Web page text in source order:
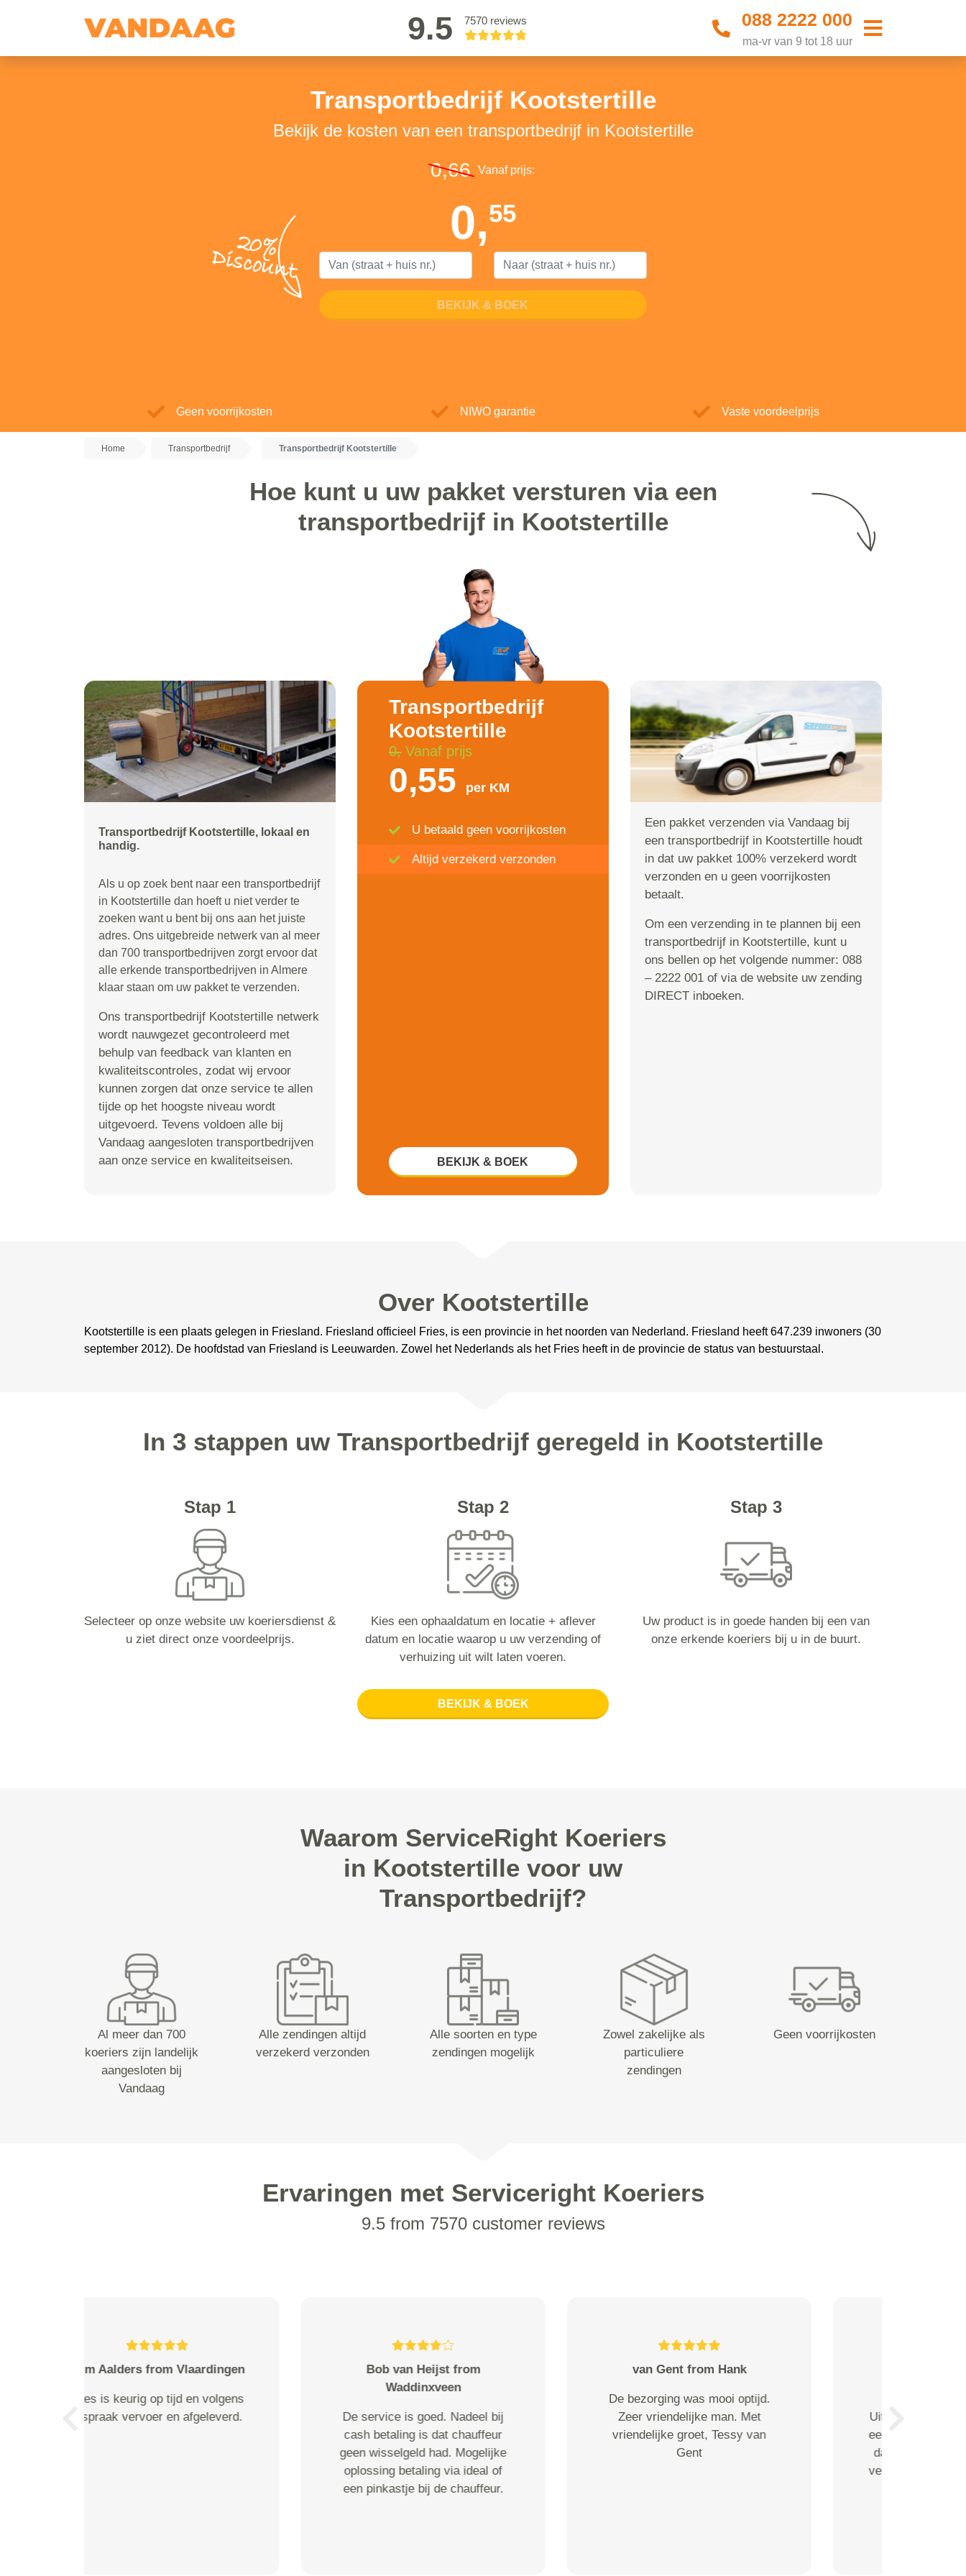
9.5 7570 reviews 088 2222 000
ma-vr van 9 tot 18 uur
Transportbedrijf Kootstertille
Bekijk de kosten van een transportbedrijf in Kootstertille
20%
Discount
0,66 Vanaf prijs:
0,55
BEKIJK & BOEK
Geen voorrijkosten NIWO garantie Vaste voordeelprijs
Home Transportbedrijf Transportbedrijf Kootstertille
Hoe kunt u uw pakket versturen via een
transportbedrijf in Kootstertille
Transportbedrijf Kootstertille, lokaal en
handig.
Als u op zoek bent naar een transportbedrijf
in Kootstertille dan hoeft u niet verder te
zoeken want u bent bij ons aan het juiste
adres. Ons uitgebreide netwerk van al meer
dan 700 transportbedrijven zorgt ervoor dat
alle erkende transportbedrijven in Almere
klaar staan om uw pakket te verzenden.
Ons transportbedrijf Kootstertille netwerk
wordt nauwgezet gecontroleerd met
behulp van feedback van klanten en
kwaliteitscontroles, zodat wij ervoor
kunnen zorgen dat onze service te allen
tijde op het hoogste niveau wordt
uitgevoerd. Tevens voldoen alle bij
Vandaag aangesloten transportbedrijven
aan onze service en kwaliteitseisen.
Transportbedrijf
Kootstertille
0, Vanaf prijs
0,55 per KM
U betaald geen voorrijkosten
Altijd verzekerd verzonden
BEKIJK & BOEK
Een pakket verzenden via Vandaag bij
een transportbedrijf in Kootstertille houdt
in dat uw pakket 100% verzekerd wordt
verzonden en u geen voorrijkosten
betaalt.
Om een verzending in te plannen bij een
transportbedrijf in Kootstertille, kunt u
ons bellen op het volgende nummer: 088
– 2222 001 of via de website uw zending
DIRECT inboeken.
Over Kootstertille
Kootstertille is een plaats gelegen in Friesland. Friesland officieel Fries, is een provincie in het noorden van Nederland. Friesland heeft 647.239 inwoners (30
september 2012). De hoofdstad van Friesland is Leeuwarden. Zowel het Nederlands als het Fries heeft in de provincie de status van bestuurstaal.
In 3 stappen uw Transportbedrijf geregeld in Kootstertille
Stap 1
Selecteer op onze website uw koeriersdienst &
u ziet direct onze voordeelprijs.
Stap 2
Kies een ophaaldatum en locatie + aflever
datum en locatie waarop u uw verzending of
verhuizing uit wilt laten voeren.
Stap 3
Uw product is in goede handen bij een van
onze erkende koeriers bij u in de buurt.
BEKIJK & BOEK
Waarom ServiceRight Koeriers
in Kootstertille voor uw
Transportbedrijf?
Al meer dan 700
koeriers zijn landelijk
aangesloten bij
Vandaag
Alle zendingen altijd
verzekerd verzonden
Alle soorten en type
zendingen mogelijk
Zowel zakelijke als
particuliere
zendingen
Geen voorrijkosten
Ervaringen met Serviceright Koeriers
9.5 from 7570 customer reviews
van Gent from Hank
De bezorging was mooi optijd.
Zeer vriendelijke man. Met
van den Donker from
Schiedam
Uitstekende service! Doen zelfs
een beetje "extra" wanneer blijkt
dat onverhoops toch iets meer
vervoerd moet worden; chapaeu
voor chauffeur!
M. Theunissen from Arnhem
Door een communicatiefout
onzerzijds heeft dhr. Rashid
voor niets bij ons voor de deur
gestaan. Hij bleef zeer
Previous